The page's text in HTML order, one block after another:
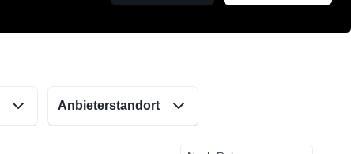
Anbieterstandort